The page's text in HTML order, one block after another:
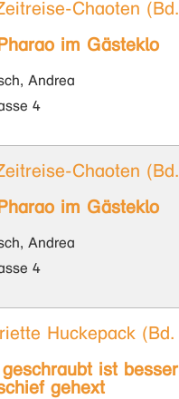
Chaoten (Bd.
im Gästeklo
Andrea
4
Chaoten (Bd.
im Gästeklo
Andrea
4
Huckepack (Bd.
ist besser
gehext